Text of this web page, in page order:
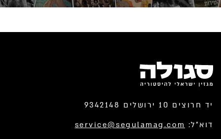
יד חרוצים 10 ירושלים 9342148
דוא”ל: service@segulamag.com